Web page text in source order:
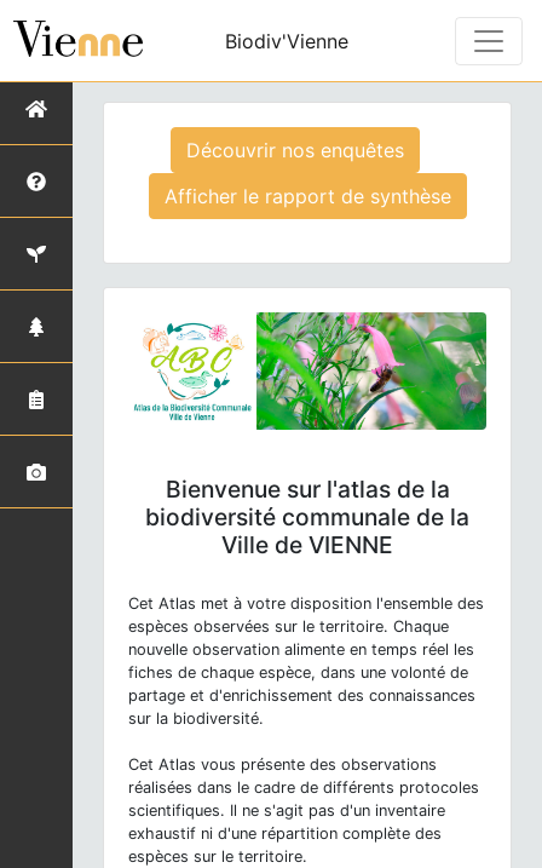
Biodiv'Vienne
Découvrir nos enquêtes
Afficher le rapport de synthèse
Bienvenue sur l'atlas de la
biodiversité communale de la
Ville de VIENNE
Cet Atlas met à votre disposition l'ensemble des
espèces observées sur le territoire. Chaque
nouvelle observation alimente en temps réel les
fiches de chaque espèce, dans une volonté de
partage et d'enrichissement des connaissances
sur la biodiversité.
Cet Atlas vous présente des observations
réalisées dans le cadre de différents protocoles
scientifiques. Il ne s'agit pas d'un inventaire
exhaustif ni d'une répartition complète des
espèces sur le territoire.